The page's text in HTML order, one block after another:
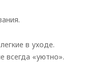
в уходе.
всегда «уютно».